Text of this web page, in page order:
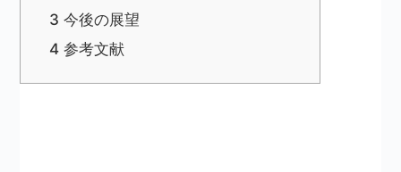
3 今後の展望
4 参考文献